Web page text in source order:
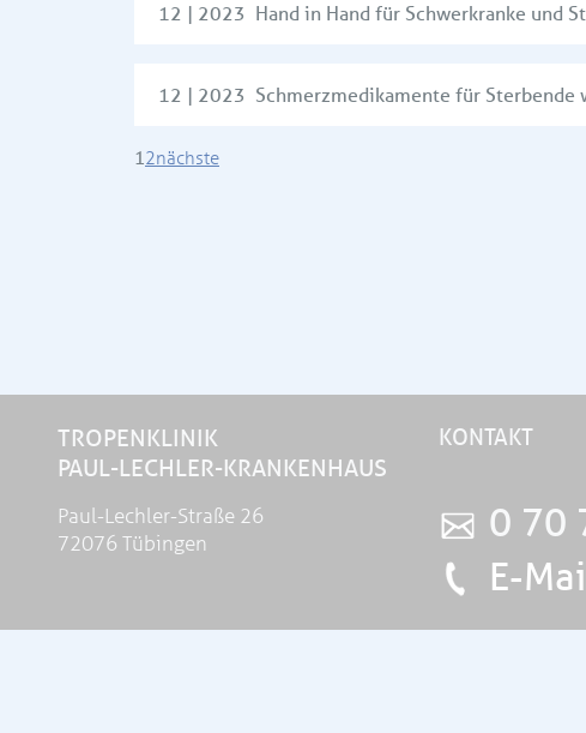
12 | 2023 Hand in Hand für Schwerkranke und
12 | 2023 Schmerzmedikamente für
12nächste
TROPENKLINIK
PAUL-LECHLER-KRANKENHAUS
Paul-Lechler-Straße 26
72076 Tübingen
KONTAKT
0 70
E-